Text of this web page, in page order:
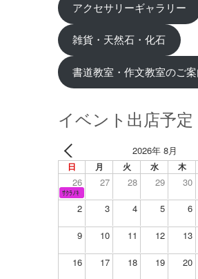
アクセサリーギャラリー
雑貨・天然石・化石
書道教室・作文教室のご
イベント出店予定
2026年 8月
日 月 火 水 木
26 27 28 29 30
ｻｸﾗﾉｷ
2 3 4 5 6
9 10 11 12 13
16 17 18 19 20